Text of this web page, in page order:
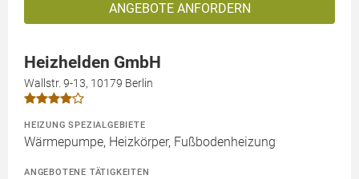
ANGEBOTE ANFORDERN
Heizhelden GmbH
Wallstr. 9-13, 10179 Berlin
HEIZUNG SPEZIALGEBIETE
Wärmepumpe, Heizkörper, Fußbodenheizung
ANGEBOTENE TÄTIGKEITEN